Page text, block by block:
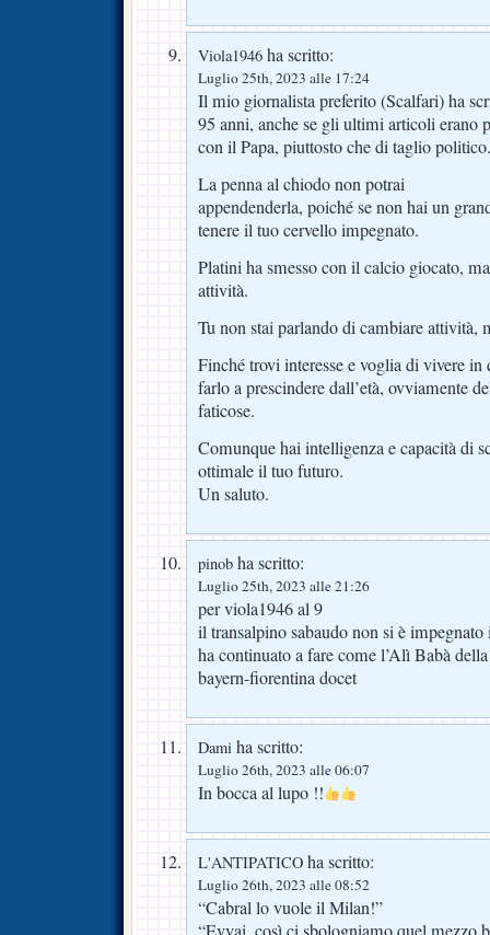
Viola1946 ha scritto:
Luglio 25th, 2023 alle 17:24
Il mio giornalista preferito (Scalfari) ha
95 anni, anche se gli ultimi articoli erano
con il Papa, piuttosto che di taglio politico.
La penna al chiodo non potrai
appendenderla, poiché se non hai un
tenere il tuo cervello impegnato.
Platini ha smesso con il calcio giocato,
attività.
Tu non stai parlando di cambiare attività,
Finché trovi interesse e voglia di vivere
farlo a prescindere dall’età, ovviamente
faticose.
Comunque hai intelligenza e capacità di
ottimale il tuo futuro.
Un saluto.
pinob ha scritto:
Luglio 25th, 2023 alle 21:26
per viola1946 al 9
il transalpino sabaudo non si è
ha continuato a fare come l’Alì Babà
bayern-fiorentina docet
Dami ha scritto:
Luglio 26th, 2023 alle 06:07
In bocca al lupo !!
L'ANTIPATICO ha scritto:
Luglio 26th, 2023 alle 08:52
“Cabral lo vuole il Milan!”